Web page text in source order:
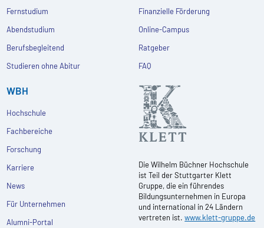
Fernstudium
Abendstudium
Berufsbegleitend
Studieren ohne Abitur
Finanzielle Förderung
Online-Campus
Ratgeber
FAQ
WBH
Hochschule
Fachbereiche
Forschung
Karriere
News
Für Unternehmen
Alumni-Portal
Die Wilhelm Büchner Hochschule
ist Teil der Stuttgarter Klett
Gruppe, die ein führendes
Bildungsunternehmen in Europa
und international in 24 Ländern
vertreten ist.www.klett-gruppe.de